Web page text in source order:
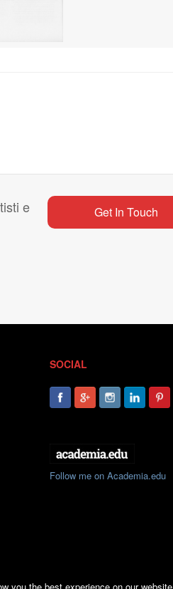
e
Get In Touch
SOCIAL
Follow me on Academia.edu